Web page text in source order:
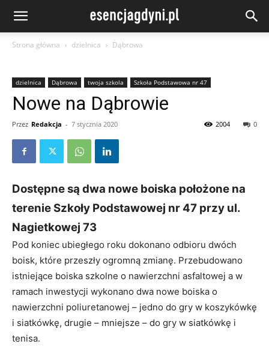
Strona główna dzielnica Dąbrowa
dzielnica Dąbrowa twoja szkola Szkoła Podstawowa nr 47
Nowe na Dąbrowie
Przez Redakcja - 7 stycznia 2020 0
2004
Dostępne są dwa nowe boiska położone na
terenie Szkoły Podstawowej nr 47 przy ul.
Nagietkowej 73
Pod koniec ubiegłego roku dokonano odbioru dwóch
boisk, które przeszły ogromną zmianę. Przebudowano
istniejące boiska szkolne o nawierzchni asfaltowej a w
ramach inwestycji wykonano dwa nowe boiska o
nawierzchni poliuretanowej – jedno do gry w koszykówkę
i siatkówkę, drugie – mniejsze – do gry w siatkówkę i
tenisa.